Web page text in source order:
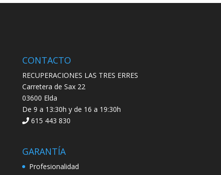
CONTACTO
RECUPERACIONES LAS TRES ERRES
Carretera de Sax 22
03600 Elda
De 9 a 13:30h y de 16 a 19:30h
615 443 830
GARANTÍA
Profesionalidad